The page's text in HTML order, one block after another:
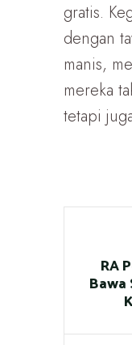
gratis.
dengan
manis,
mereka
tetapi
RA